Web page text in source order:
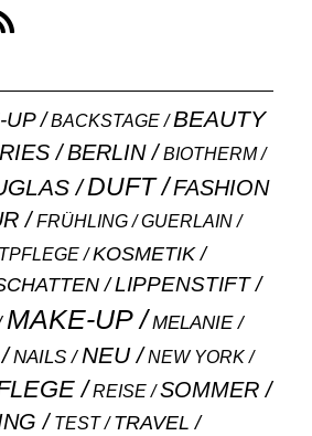
UP BACKSTAGE BEAUTY
BERLIN
BIOTHERM
DUFT
FASHION
FRÜHLING GUERLAIN
KOSMETIK
LIPPENSTIFT
MAKE-UP MELANIE
NAILS NEU NEW YORK
REISE SOMMER
TEST TRAVEL